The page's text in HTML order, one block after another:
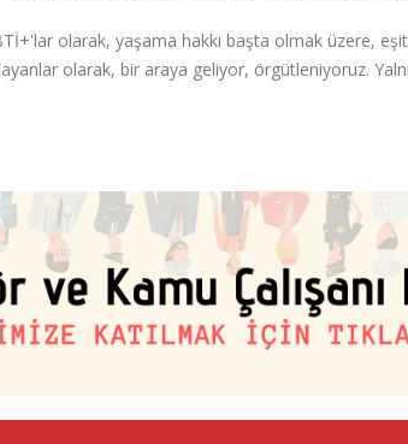
olarak, yaşama hakkı başta olmak üzere,
olarak, bir araya geliyor, örgütleniyoruz.